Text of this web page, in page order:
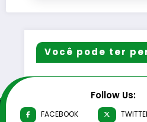
Você pode ter
Follow Us:
FACEBOOK